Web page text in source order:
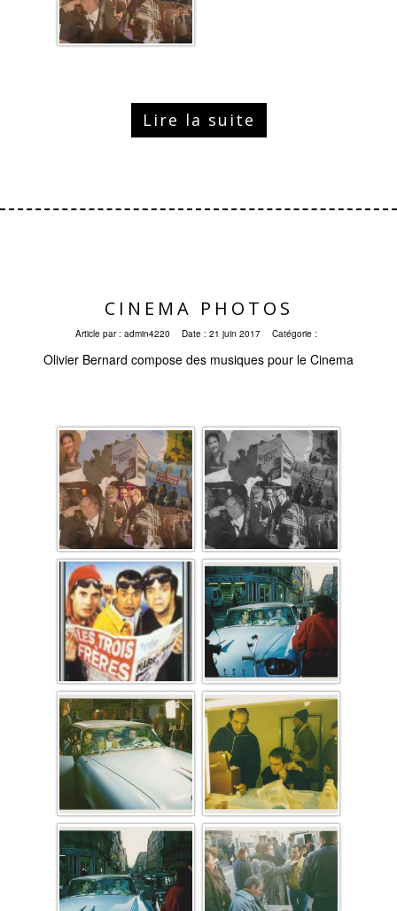
Lire la suite
CINEMA PHOTOS
Article par : admin4220 Date : 21 juin 2017 Catégorie :
Olivier Bernard compose des musiques pour le Cinema